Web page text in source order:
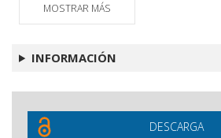
Recensioni
MOSTRAR MÁS
INFORMACIÓN
DESCARGA